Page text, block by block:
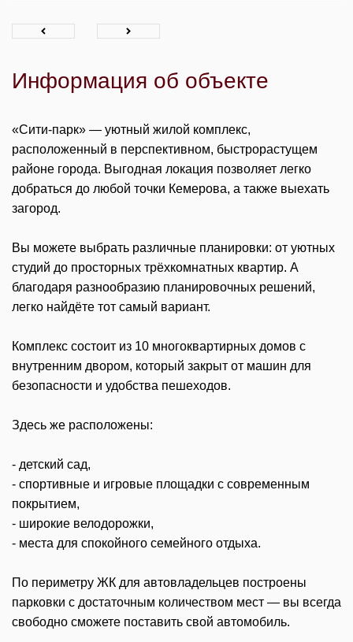
Информация об объекте
«Сити-парк» — уютный жилой комплекс,
расположенный в перспективном, быстрорастущем
районе города. Выгодная локация позволяет легко
добраться до любой точки Кемерова, а также выехать
загород.
Вы можете выбрать различные планировки: от уютных
студий до просторных трёхкомнатных квартир. А
благодаря разнообразию планировочных решений,
легко найдёте тот самый вариант.
Комплекс состоит из 10 многоквартирных домов с
внутренним двором, который закрыт от машин для
безопасности и удобства пешеходов.
Здесь же расположены:
- детский сад,
- спортивные и игровые площадки с современным
покрытием,
- широкие велодорожки,
- места для спокойного семейного отдыха.
По периметру ЖК для автовладельцев построены
парковки с достаточным количеством мест — вы всегда
свободно сможете поставить свой автомобиль.